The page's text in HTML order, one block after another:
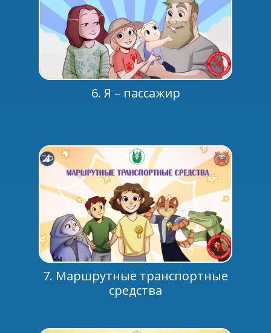
6. Я – пассажир
7. Маршрутные транспортные
средства